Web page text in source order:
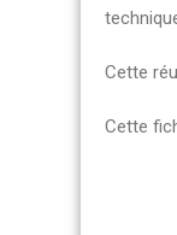
Cette
Cette